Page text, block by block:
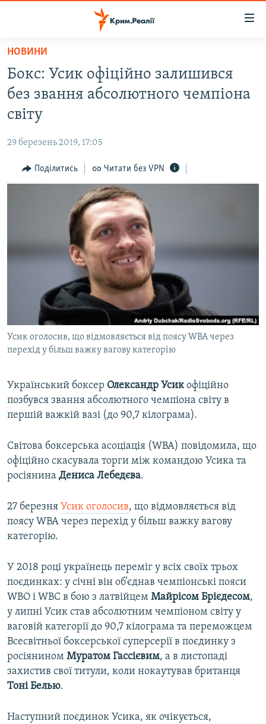
Перейти
основного
матеріалу
Перейти
до
основної
навігації
Перейти
до
ВОДА.КРИМ
ВІДЕО ТА ФОТО
БЛОГИ
ПОГЛЯД
СПЕЦПРОЕКТИ
ДЕПОРТАЦІЯ
ВІДЕОУРОКИ «ELIFBE»
СВІДЧЕННЯ ОКУПАЦІЇ
УКРАЇНСЬКА ПРОБЛЕМА КРИМУ
ІНФОГРАФІКА
ЯК ОБІЙТИ БЛОКУВАННЯ
Qırımtatar
ДОЛУЧАЙСЯ!
Усі сайти RFE/RL
НОВИНИ
Бокс: Усик офіційно залишився
без звання абсолютного чемпіона
світу
29 березень 2019, 17:05
Поділитись Читати без VPN
Усик оголосив, що відмовляється від поясу WBA через
перехід у більш важку вагову категорію
Український боксер Олександр Усикофіційно
позбувся звання абсолютного чемпіона світу в
першій важкій вазі (до 90,7 кілограма).
Світова боксерська асоціація (WBA) повідомила, що
офіційно скасувала торги між командою Усика та
росіянина Дениса Лебедєва.
27 березня Усик оголосив, що відмовляється від
поясу WBA через перехід у більш важку вагову
категорію.
У 2018 році українець переміг у всіх своїх трьох
поєдинках: у січні він об’єднав чемпіонські пояси
WBO і WBC в бою з латвійцем Майрісом Брієдесом,
у липні Усик став абсолютним чемпіоном світу у
ваговій категорії до 90,7 кілограма та переможцем
Всесвітньої боксерської суперсерії в поєдинку з
росіянином Муратом Гассієвим, а в листопаді
захистив свої титули, коли нокаутував британця
Тоні Белью.
Наступний поєдинок Усика, як очікується,